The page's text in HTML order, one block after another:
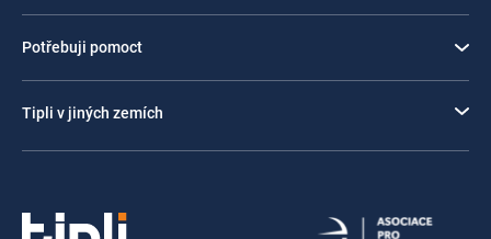
Potřebuji pomoct
Tipli v jiných zemích